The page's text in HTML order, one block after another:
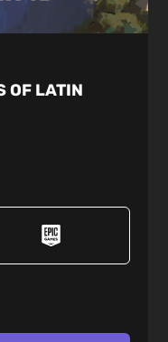
OF LATIN